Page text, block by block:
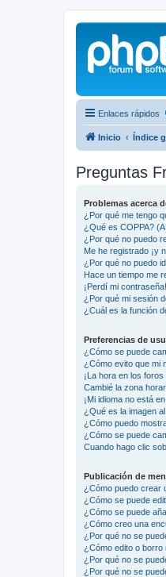
Enlaces rápidos
Inicio Índice
Preguntas
Problemas acerca
¿Por qué me tengo
¿Qué es COPPA?
¿Por qué no puedo
Me he registrado ¡y
¿Por qué no puedo
Hace un tiempo me
¡Perdí mi contraseña!
¿Por qué mi sesión
¿Cuál es la función
Preferencias de
¿Cómo se puede
¿Cómo evito que mi
¡La hora en los
Cambié la zona
¡Mi idioma no está
¿Qué es la imagen
¿Cómo puedo
¿Cómo se puede
Cuando hago clic
Publicación de
¿Cómo puedo crear
¿Cómo se puede
¿Cómo se puede
¿Cómo creo una
¿Por qué no se
¿Cómo edito o borro
¿Por qué no se
¿Por qué no se